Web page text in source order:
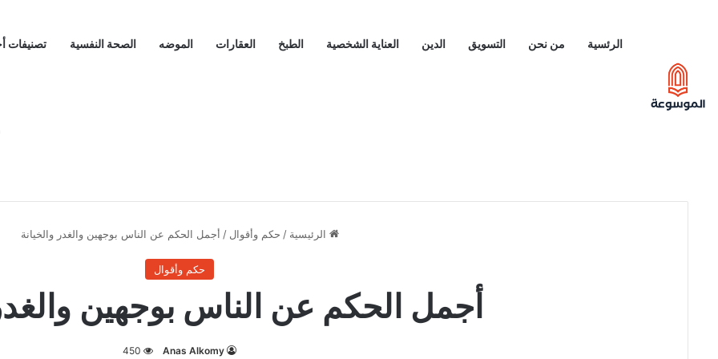
الرئسية من نحن التسويق الدين العناية الشخصية الطبخ العقارات الموضه الصحة النفسية تصنيفات
الرئيسية / حكم وأقوال / أجمل الحكم عن الناس بوجهين والغدر والخيانة
حكم وأقوال
أجمل الحكم عن الناس بوجهين
Anas Alkomy
450